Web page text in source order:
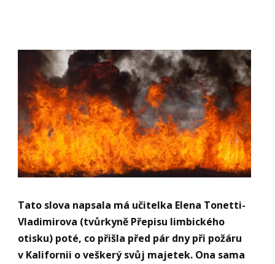
Tato slova napsala má učitelka Elena Tonetti-
Vladimirova (tvůrkyně Přepisu limbického
otisku) poté, co přišla před pár dny při požáru
v Kalifornii o veškerý svůj majetek. Ona sama